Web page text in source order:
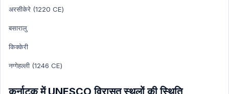
अरसीकेरे (1220 CE)
बसारालु
किक्केरी
नग्गेहल्ली (1246 CE)
कर्नाटक में UNESCO विरासत स्थलों की स्थिति